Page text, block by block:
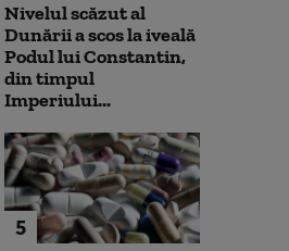
Nivelul scăzut al
Dunării a scos la iveală
Podul lui Constantin,
din timpul
Imperiului...
5